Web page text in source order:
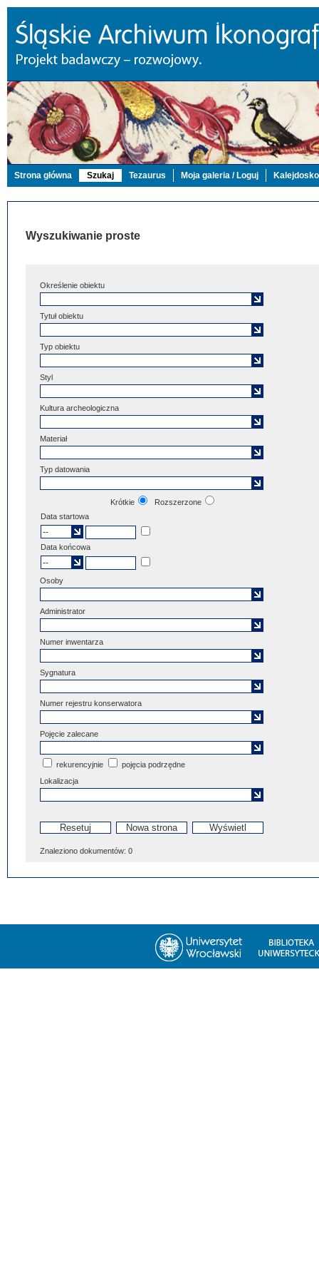
Strona główna Szukaj Tezaurus Moja galeria / Loguj
Wyszukiwanie proste
Określenie obiektu
Tytuł obiektu
Typ obiektu
Styl
Kultura archeologiczna
Materiał
Typ datowania
Krótkie
Rozszerzone
Data startowa
Data końcowa
Osoby
Administrator
Numer inwentarza
Sygnatura
Numer rejestru konserwatora
Pojęcie zalecane
rekurencyjnie
pojęcia podrzędne
Lokalizacja
Znaleziono dokumentów: 0